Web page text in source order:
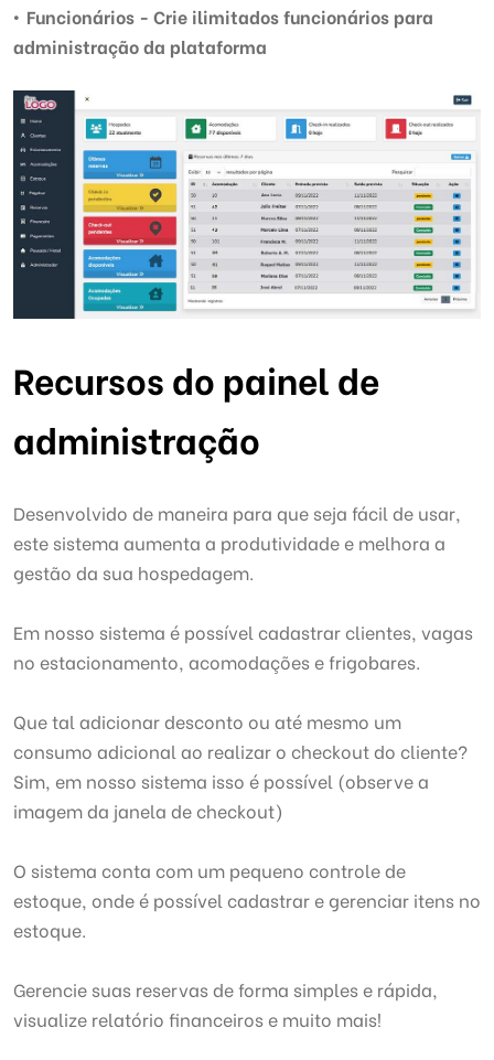
• Funcionários - Crie ilimitados funcionários para
administração da plataforma
Recursos do painel de
administração
Desenvolvido de maneira para que seja fácil de usar,
este sistema aumenta a produtividade e melhora a
gestão da sua hospedagem.
Em nosso sistema é possível cadastrar clientes, vagas
no estacionamento, acomodações e frigobares.
Que tal adicionar desconto ou até mesmo um
consumo adicional ao realizar o checkout do cliente?
Sim, em nosso sistema isso é possível (observe a
imagem da janela de checkout)
O sistema conta com um pequeno controle de
estoque, onde é possível cadastrar e gerenciar itens no
estoque.
Gerencie suas reservas de forma simples e rápida,
visualize relatório financeiros e muito mais!